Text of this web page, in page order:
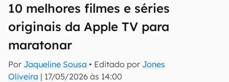
10 melhores filmes e séries
originais da Apple TV para
maratonar
Por Jaqueline Sousa • Editado por Jones
Oliveira | 17/05/2026 às 14:00
E-mail
inscreva-se